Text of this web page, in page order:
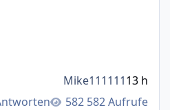
582 Aufrufe
Mike11111113 h